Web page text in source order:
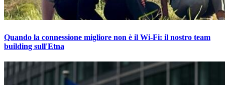
Quando la connessione migliore non è il Wi-Fi: il nostro team
building sull'Etna